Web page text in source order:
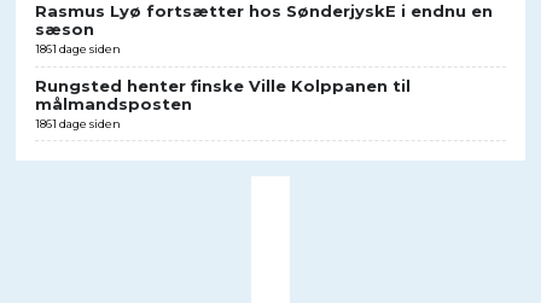
Rasmus Lyø fortsætter hos SønderjyskE i endnu en
sæson
1861 dage siden
Rungsted henter finske Ville Kolppanen til
målmandsposten
1861 dage siden